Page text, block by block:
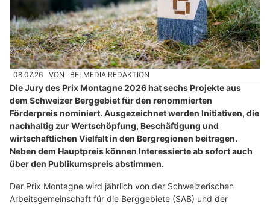
08.07.26 VON BELMEDIA REDAKTION
Die Jury des Prix Montagne 2026 hat sechs Projekte aus
dem Schweizer Berggebiet für den renommierten
Förderpreis nominiert. Ausgezeichnet werden Initiativen, die
nachhaltig zur Wertschöpfung, Beschäftigung und
wirtschaftlichen Vielfalt in den Bergregionen beitragen.
Neben dem Hauptpreis können Interessierte ab sofort auch
über den Publikumspreis abstimmen.
Der Prix Montagne wird jährlich von der Schweizerischen
Arbeitsgemeinschaft für die Berggebiete (SAB) und der